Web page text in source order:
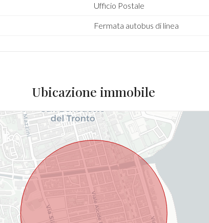
Ufficio Postale
Fermata autobus di linea
Ubicazione immobile